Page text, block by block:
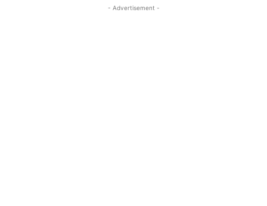
- Advertisement -